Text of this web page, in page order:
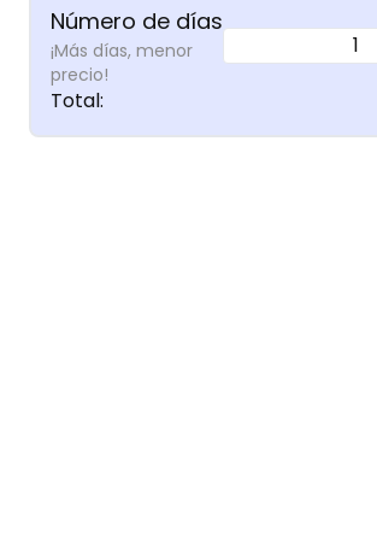
Número de días
¡Más días, menor
precio!
1
Total: